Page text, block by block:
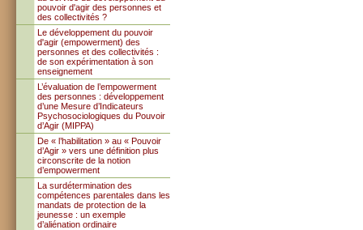
pouvoir d'agir des personnes et
des collectivités ?
Le développement du pouvoir
d'agir (empowerment) des
personnes et des collectivités :
de son expérimentation à son
enseignement
L’évaluation de l’empowerment
des personnes : développement
d’une Mesure d’Indicateurs
Psychosociologiques du Pouvoir
d’Agir (MIPPA)
De « l’habilitation » au « Pouvoir
d’Agir » vers une définition plus
circonscrite de la notion
d’empowerment
La surdétermination des
compétences parentales dans les
mandats de protection de la
jeunesse : un exemple
d’aliénation ordinaire